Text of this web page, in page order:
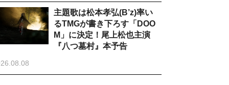
主題歌は松本孝弘(B’z)率い
るTMGが書き下ろす「DOO
M」に決定！尾上松也主演
『八つ墓村』本予告